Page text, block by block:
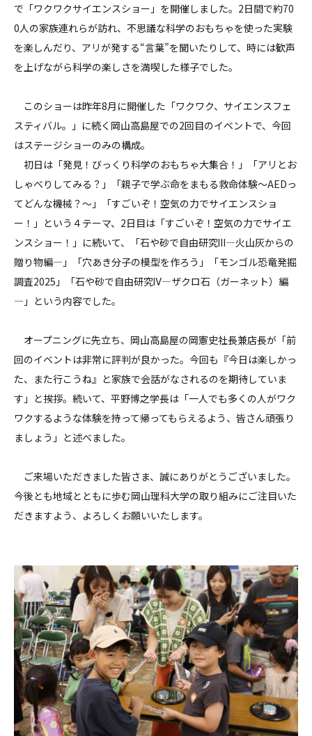
で「ワクワクサイエンスショー」を開催しました。2日間で約70
0人の家族連れらが訪れ、不思議な科学のおもちゃを使った実験
を楽しんだり、アリが発する“言葉”を聞いたりして、時には歓声
を上げながら科学の楽しさを満喫した様子でした。
このショーは昨年8月に開催した「ワクワク、サイエンスフェ
スティバル。」に続く岡山高島屋での2回目のイベントで、今回
はステージショーのみの構成。
初日は「発見！びっくり科学のおもちゃ大集合！」「アリとお
しゃべりしてみる？」「親子で学ぶ命をまもる救命体験～AEDっ
てどんな機械？～」「すごいぞ！空気の力でサイエンスショ
ー！」という４テーマ、2日目は「すごいぞ！空気の力でサイエ
ンスショー！」に続いて、「石や砂で自由研究Ⅲ―火山灰からの
贈り物編―」「穴あき分子の模型を作ろう」「モンゴル恐竜発掘
調査2025」「石や砂で自由研究Ⅳ―ザクロ石（ガーネット）編
―」という内容でした。
オープニングに先立ち、岡山高島屋の岡憲史社長兼店長が「前
回のイベントは非常に評判が良かった。今回も『今日は楽しかっ
た、また行こうね』と家族で会話がなされるのを期待していま
す」と挨拶。続いて、平野博之学長は「一人でも多くの人がワク
ワクするような体験を持って帰ってもらえるよう、皆さん頑張り
ましょう」と述べました。
ご来場いただきました皆さま、誠にありがとうございました。
今後とも地域とともに歩む岡山理科大学の取り組みにご注目いた
だきますよう、よろしくお願いいたします。